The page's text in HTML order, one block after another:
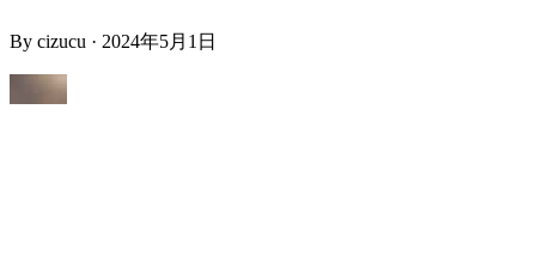
By cizucu · 2024年5月1日